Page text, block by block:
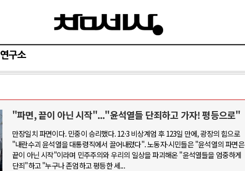
연구소
"파면, 끝이 아닌 시작"..."윤석열들 단죄하고 가자! 평등으로"
만장일치 파면이다. 민중이 승리했다. 12·3 비상계엄 후 123일 만에, 광장의 힘으로
"내란수괴 윤석열을 대통령직에서 끌어내렸다". 노동자∙시민들은 "윤석열의 파면은
끝이 아닌 시작"이라며 민주주의와 우리의 일상을 파괴해온 "윤석열들을 엄중하게
단죄"하고 "누구나 존엄하고 평등한 세...
AI와 인간
중국 AI, 저가 공세로 글로벌 토큰 시..
AI 국부펀드 구상 놓고 미국 진보진영 ..